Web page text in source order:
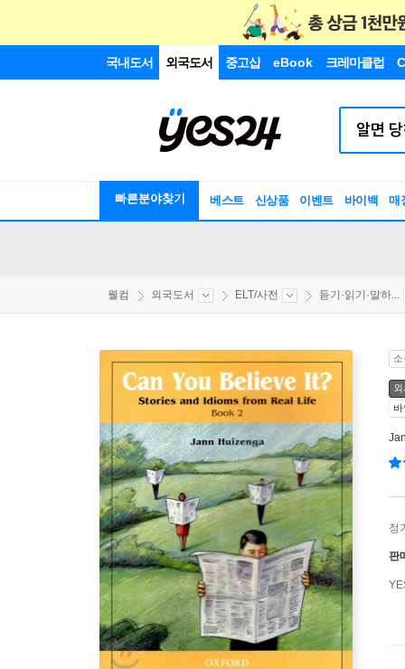
국내도서 외국도서 중고샵 eBook 크레마클럽
빠른분야찾기 베스트 신상품 이벤트 바이백 매
웰컴 외국도서 ELT/사전 듣기·읽기·말하...
정
판